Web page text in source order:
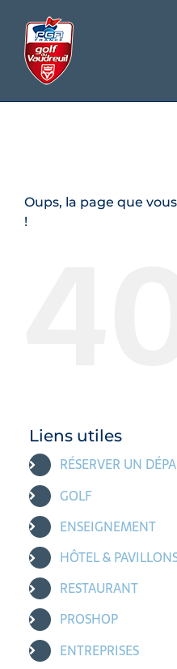
contenu
Oups, la page que
!
Liens utiles
RÉSERVER UN
GOLF
ENSEIGNEMENT
HÔTEL &
RESTAURANT
PROSHOP
ENTREPRISES